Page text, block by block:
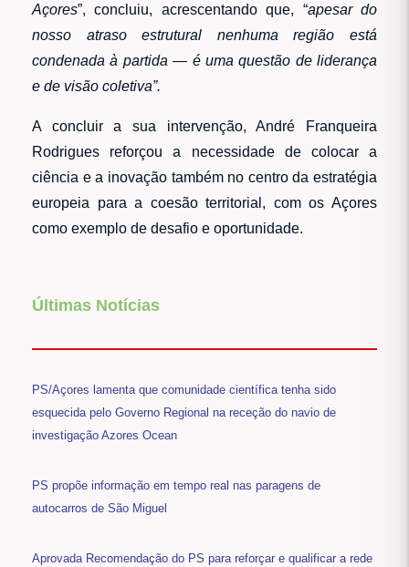
Açores”, concluiu, acrescentando que, “apesar do
nosso atraso estrutural nenhuma região está
condenada à partida — é uma questão de liderança
e de visão coletiva”.
A concluir a sua intervenção, André Franqueira
Rodrigues reforçou a necessidade de colocar a
ciência e a inovação também no centro da estratégia
europeia para a coesão territorial, com os Açores
como exemplo de desafio e oportunidade.
Últimas Notícias
PS/Açores lamenta que comunidade científica tenha sido
esquecida pelo Governo Regional na receção do navio de
investigação Azores Ocean
PS propõe informação em tempo real nas paragens de
autocarros de São Miguel
Aprovada Recomendação do PS para reforçar e qualificar a rede